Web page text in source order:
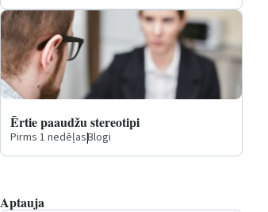
Ērtie paaudžu stereotipi
Pirms 1 nedēļas|Blogi
Aptauja